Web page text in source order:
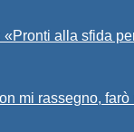
«Pronti alla sfida
mi rassegno,